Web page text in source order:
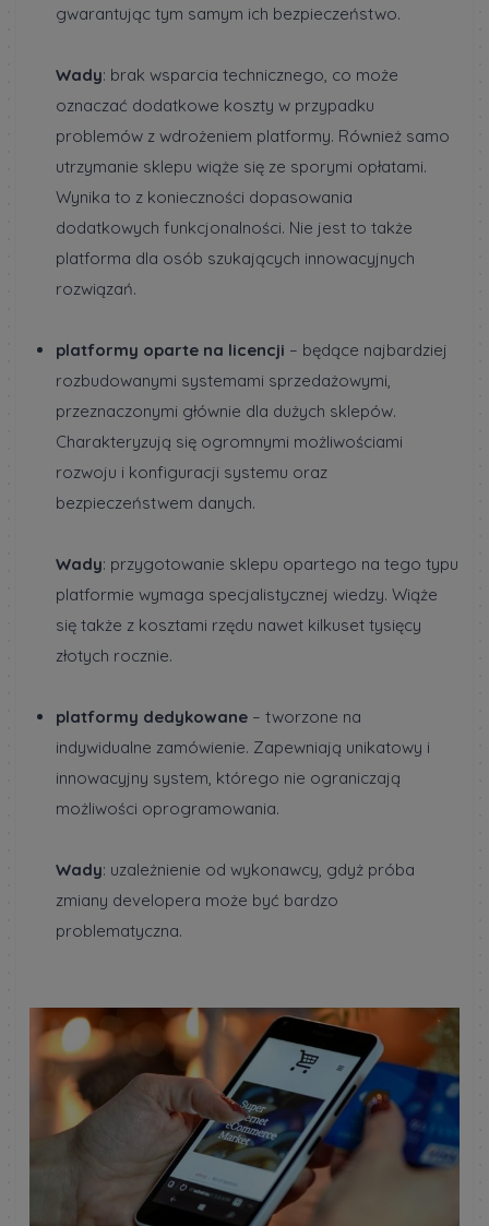
gwarantując tym samym ich bezpieczeństwo.
Wady: brak wsparcia technicznego, co może
oznaczać dodatkowe koszty w przypadku
problemów z wdrożeniem platformy. Również samo
utrzymanie sklepu wiąże się ze sporymi opłatami.
Wynika to z konieczności dopasowania
dodatkowych funkcjonalności. Nie jest to także
platforma dla osób szukających innowacyjnych
rozwiązań.
platformy oparte na licencji – będące najbardziej
rozbudowanymi systemami sprzedażowymi,
przeznaczonymi głównie dla dużych sklepów.
Charakteryzują się ogromnymi możliwościami
rozwoju i konfiguracji systemu oraz
bezpieczeństwem danych.
Wady: przygotowanie sklepu opartego na tego typu
platformie wymaga specjalistycznej wiedzy. Wiąże
się także z kosztami rzędu nawet kilkuset tysięcy
złotych rocznie.
platformy dedykowane – tworzone na
indywidualne zamówienie. Zapewniają unikatowy i
innowacyjny system, którego nie ograniczają
możliwości oprogramowania.
Wady: uzależnienie od wykonawcy, gdyż próba
zmiany developera może być bardzo
problematyczna.